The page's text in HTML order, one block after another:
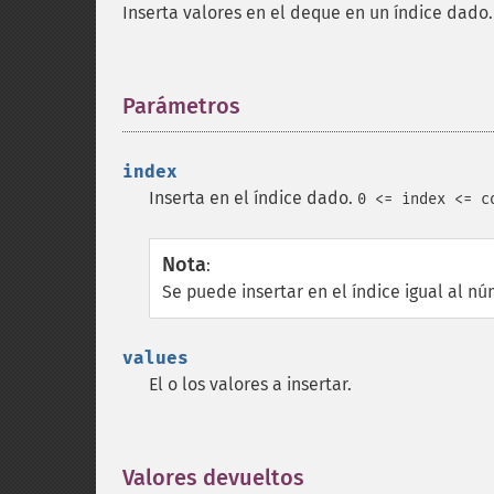
Inserta valores en el deque en un índice dado.
Parámetros
index
Inserta en el índice dado. 0 <= index <=
Nota:
Se puede insertar en el índice igual al
values
El o los valores a insertar.
Valores devueltos